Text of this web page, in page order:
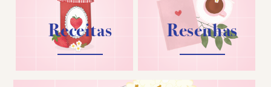
Receitas Resenhas